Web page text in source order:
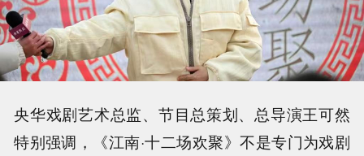
央华戏剧艺术总监、节目总策划、总导演王可然
特别强调，《江南·十二场欢聚》不是专门为戏剧